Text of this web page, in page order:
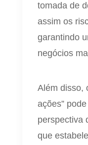
tomada de
assim os
garantindo
negócios
Além disso,
ações”
perspectiva
que